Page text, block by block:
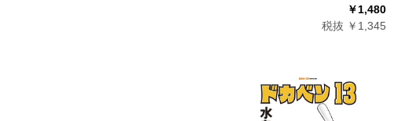
￥1,480
税抜 ￥1,345